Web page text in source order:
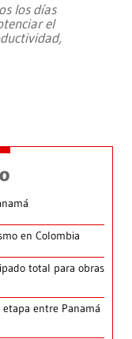
los días
el
en Colombia
total para obras
entre Panamá